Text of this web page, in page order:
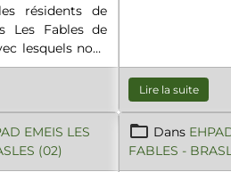
résidents de
Les Fables de
lesquels nous
des
édités à
du 80eme
la libération de
Lire la suite
EMEIS LES
(02)
Dans
FABLES -